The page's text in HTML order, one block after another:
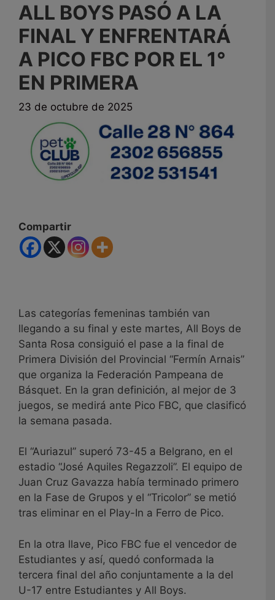
ALL BOYS PASÓ A LA
FINAL Y ENFRENTARÁ
A PICO FBC POR EL 1°
EN PRIMERA
23 de octubre de 2025
Compartir
Las categorías femeninas también van
llegando a su final y este martes, All Boys de
Santa Rosa consiguió el pase a la final de
Primera División del Provincial “Fermín Arnais”
que organiza la Federación Pampeana de
Básquet. En la gran definición, al mejor de 3
juegos, se medirá ante Pico FBC, que clasificó
la semana pasada.
El “Auriazul” superó 73-45 a Belgrano, en el
estadio “José Aquiles Regazzoli”. El equipo de
Juan Cruz Gavazza había terminado primero
en la Fase de Grupos y el “Tricolor” se metió
tras eliminar en el Play-In a Ferro de Pico.
En la otra llave, Pico FBC fue el vencedor de
Estudiantes y así, quedó conformada la
tercera final del año conjuntamente a la del
U-17 entre Estudiantes y All Boys.